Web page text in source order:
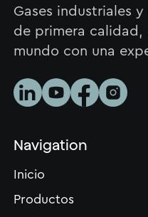
Gases industriales
de primera
mundo con una
Navigation
Inicio
Productos